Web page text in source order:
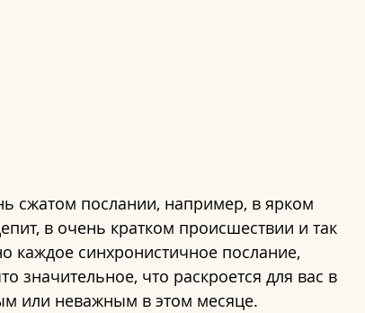
сжатом послании, например, в ярком
в очень кратком происшествии и так
каждое синхронистичное послание,
значительное, что раскроется для вас в
или неважным в этом месяце.